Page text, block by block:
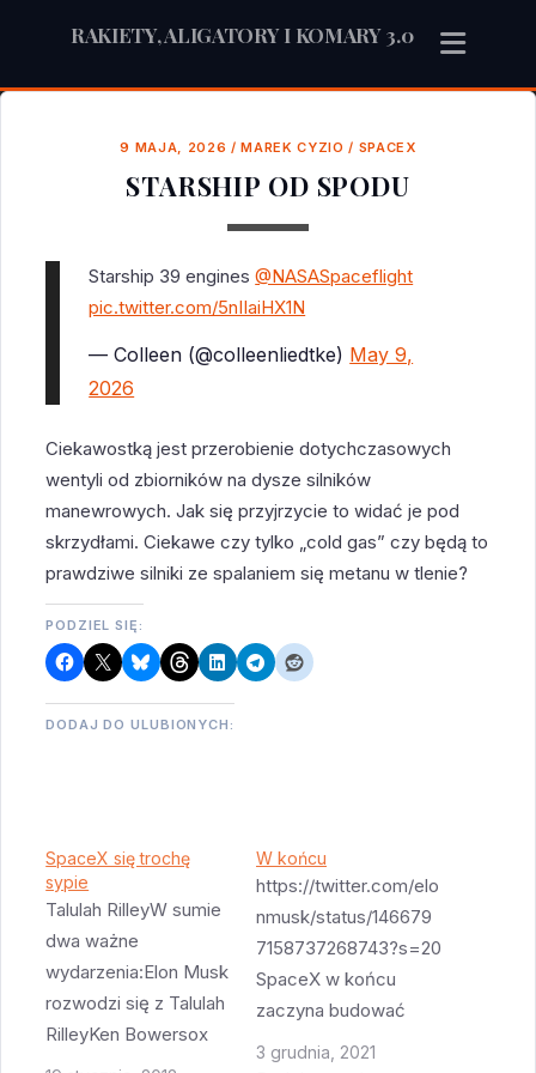
RAKIETY, ALIGATORY I KOMARY 3.0
9 MAJA, 2026 /MAREK CYZIO / SPACEX
STARSHIP OD SPODU
Starship 39 engines@NASASpaceflight
pic.twitter.com/5nIIaiHX1N
— Colleen (@colleenliedtke) May 9,
2026
Ciekawostką jest przerobienie dotychczasowych
wentyli od zbiorników na dysze silników
manewrowych. Jak się przyjrzycie to widać je pod
skrzydłami. Ciekawe czy tylko „cold gas” czy będą to
prawdziwe silniki ze spalaniem się metanu w tlenie?
PODZIEL SIĘ:
DODAJ DO ULUBIONYCH:
SpaceX się trochę
sypie
Talulah RilleyW sumie
dwa ważne
wydarzenia:Elon Musk
rozwodzi się z Talulah
RilleyKen Bowersox
odszedł z SpaceXNie
W końcu
https://twitter.com/elo
nmusk/status/146679
7158737268743?s=20
SpaceX w końcu
zaczyna budować
platformę startową dla
3 grudnia, 2021